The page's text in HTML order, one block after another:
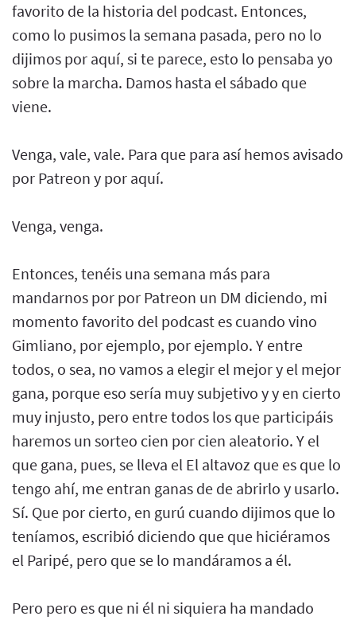
favorito de la historia del podcast. Entonces,
como lo pusimos la semana pasada, pero no lo
dijimos por aquí, si te parece, esto lo pensaba yo
sobre la marcha. Damos hasta el sábado que
viene.
Venga, vale, vale. Para que para así hemos avisado
por Patreon y por aquí.
Venga, venga.
Entonces, tenéis una semana más para
mandarnos por por Patreon un DM diciendo, mi
momento favorito del podcast es cuando vino
Gimliano, por ejemplo, por ejemplo. Y entre
todos, o sea, no vamos a elegir el mejor y el mejor
gana, porque eso sería muy subjetivo y y en cierto
muy injusto, pero entre todos los que participáis
haremos un sorteo cien por cien aleatorio. Y el
que gana, pues, se lleva el El altavoz que es que lo
tengo ahí, me entran ganas de de abrirlo y usarlo.
Sí. Que por cierto, en gurú cuando dijimos que lo
teníamos, escribió diciendo que que hiciéramos
el Paripé, pero que se lo mandáramos a él.
Pero pero es que ni él ni siquiera ha mandado